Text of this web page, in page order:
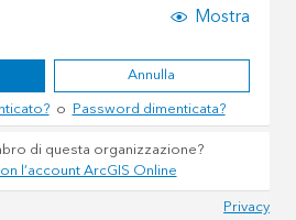
Mostra
Annulla
oPassword dimenticata?
di questa organizzazione?
l’account ArcGIS Online
Privacy